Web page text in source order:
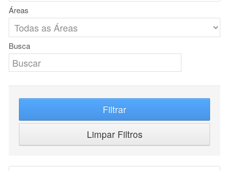
Áreas
Busca
Filtrar
Limpar Filtros